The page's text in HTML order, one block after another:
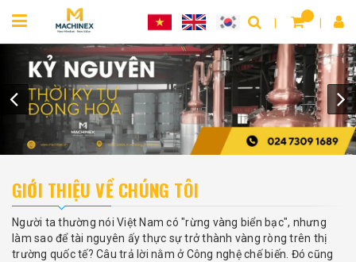
GIỚI THIỆU VỀ CHÚNG TÔI
Người ta thường nói Việt Nam có "rừng vàng biển bạc", nhưng
làm sao để tài nguyên ấy thực sự trở thành vàng ròng trên thị
trường quốc tế? Câu trả lời nằm ở Công nghệ chế biến. Đó cũng